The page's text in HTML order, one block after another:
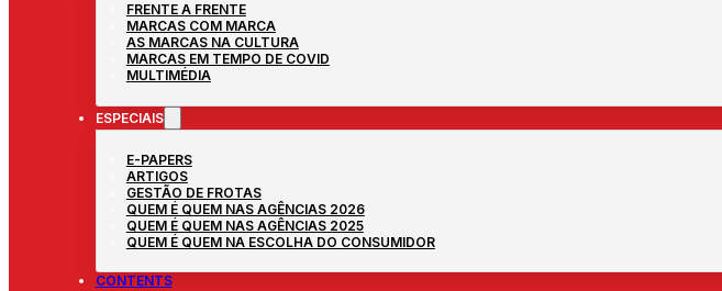
FRENTE A FRENTE
MARCAS COM MARCA
AS MARCAS NA CULTURA
MARCAS EM TEMPO DE COVID
MULTIMÉDIA
ESPECIAIS
E-PAPERS
ARTIGOS
GESTÃO DE FROTAS
QUEM É QUEM NAS AGÊNCIAS 2026
QUEM É QUEM NAS AGÊNCIAS 2025
QUEM É QUEM NA ESCOLHA DO CONSUMIDOR
CONTENTS